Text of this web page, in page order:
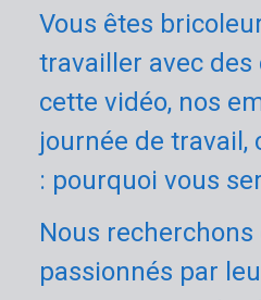
Vous êtes
travailler avec des
cette vidéo, nos
journée de
: pourquoi vous
Nous
passionnés par